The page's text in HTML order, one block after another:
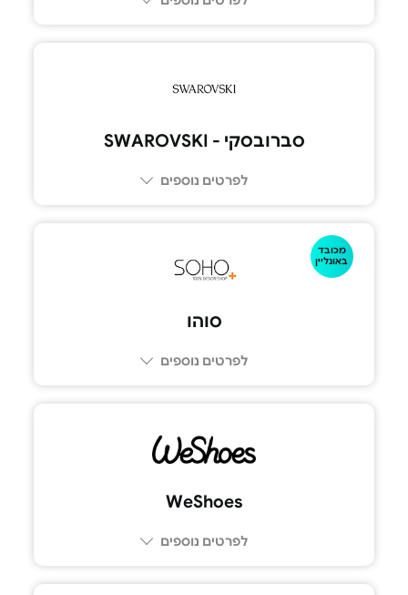
סברובסקי - SWAROVSKI
לפרטים נוספים
מכובד
באונליין
סוהו
לפרטים נוספים
WeShoes
לפרטים נוספים